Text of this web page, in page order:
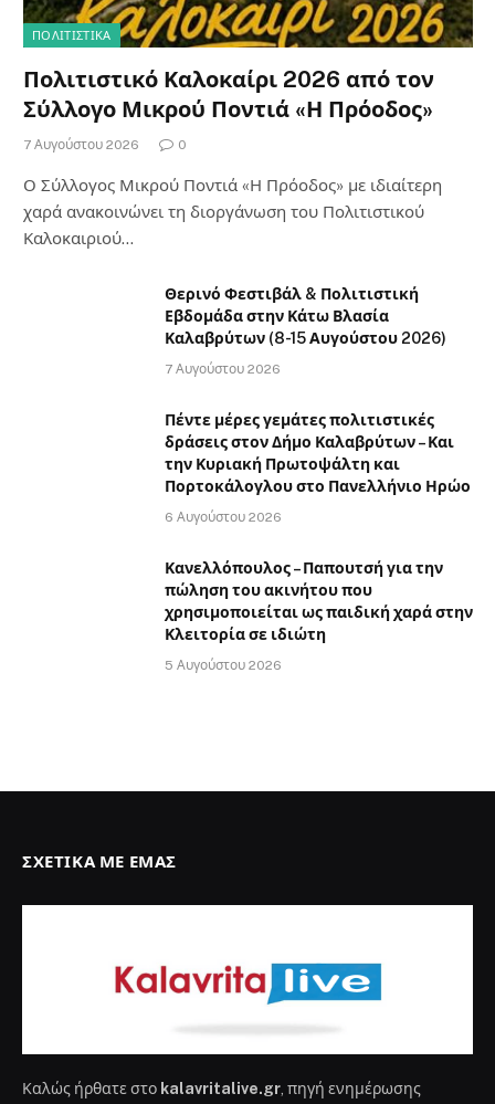
ΠΟΛΙΤΙΣΤΙΚΑ
Πολιτιστικό Καλοκαίρι 2026 από τον
Σύλλογο Μικρού Ποντιά «Η Πρόοδος»
7 Αυγούστου 2026 0
Ο Σύλλογος Μικρού Ποντιά «Η Πρόοδος» με ιδιαίτερη
χαρά ανακοινώνει τη διοργάνωση του Πολιτιστικού
Καλοκαιριού…
Θερινό Φεστιβάλ & Πολιτιστική
Εβδομάδα στην Κάτω Βλασία
Καλαβρύτων (8-15 Αυγούστου 2026)
7 Αυγούστου 2026
Πέντε μέρες γεμάτες πολιτιστικές
δράσεις στον Δήμο Καλαβρύτων – Και
την Κυριακή Πρωτοψάλτη και
Πορτοκάλογλου στο Πανελλήνιο Ηρώο
6 Αυγούστου 2026
Κανελλόπουλος – Παπουτσή για την
πώληση του ακινήτου που
χρησιμοποιείται ως παιδική χαρά στην
Κλειτορία σε ιδιώτη
5 Αυγούστου 2026
ΣΧΕΤΙΚΆ ΜΕ ΕΜΆΣ
Καλώς ήρθατε στο kalavritalive.gr, πηγή ενημέρωσης